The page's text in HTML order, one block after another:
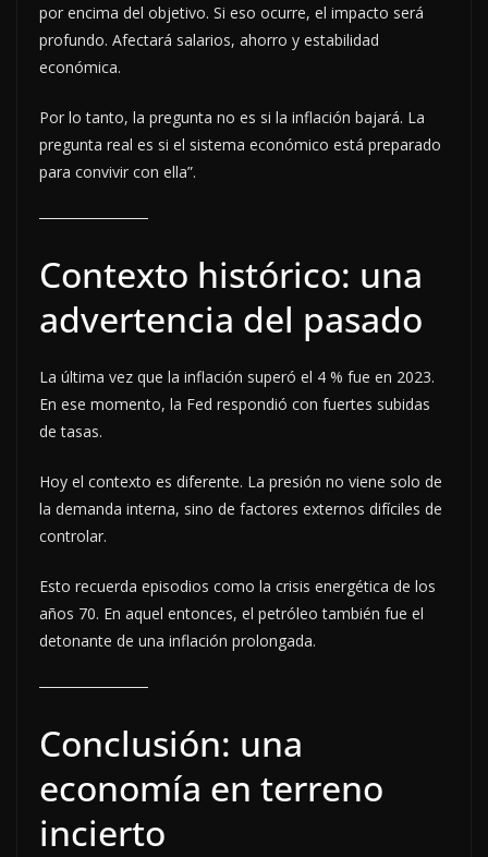
por encima del objetivo. Si eso ocurre, el impacto será
profundo. Afectará salarios, ahorro y estabilidad
económica.
Por lo tanto, la pregunta no es si la inflación bajará. La
pregunta real es si el sistema económico está preparado
para convivir con ella”.
Contexto histórico: una
advertencia del pasado
La última vez que la inflación superó el 4 % fue en 2023.
En ese momento, la Fed respondió con fuertes subidas
de tasas.
Hoy el contexto es diferente. La presión no viene solo de
la demanda interna, sino de factores externos difíciles de
controlar.
Esto recuerda episodios como la crisis energética de los
años 70. En aquel entonces, el petróleo también fue el
detonante de una inflación prolongada.
Conclusión: una
economía en terreno
incierto